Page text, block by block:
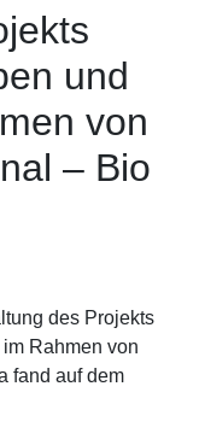
und
von
– Bio
des Projekts
Rahmen von
fand auf dem